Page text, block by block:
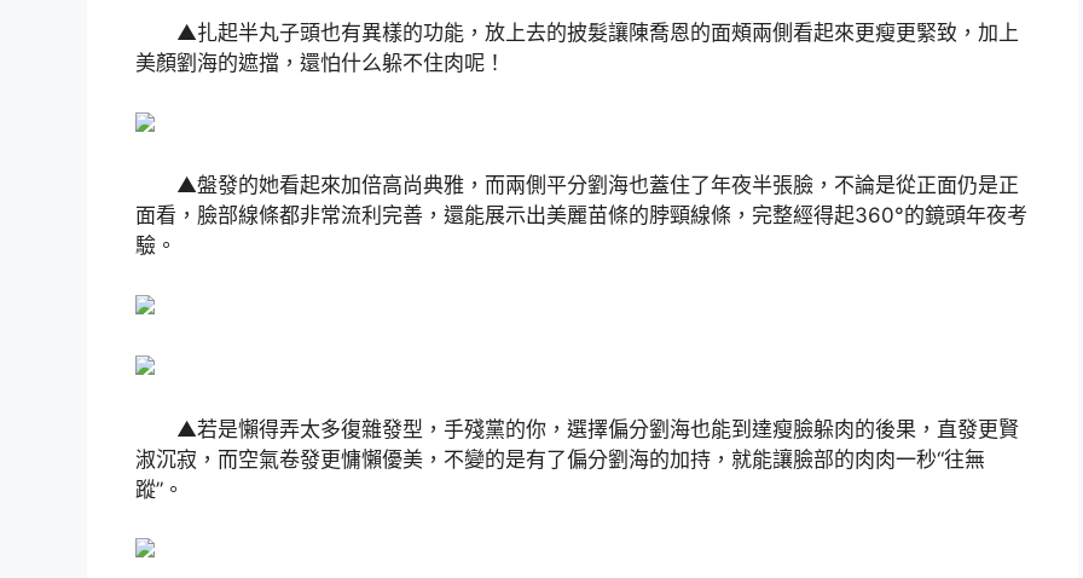
▲扎起半丸子頭也有異樣的功能，放上去的披髮讓陳喬恩的面頰兩側看起來更瘦更緊致，加上
美顏劉海的遮擋，還怕什么躲不住肉呢！
▲盤發的她看起來加倍高尚典雅，而兩側平分劉海也蓋住了年夜半張臉，不論是從正面仍是正
面看，臉部線條都非常流利完善，還能展示出美麗苗條的脖頸線條，完整經得起360°的鏡頭年夜考
驗。
▲若是懶得弄太多復雜發型，手殘黨的你，選擇偏分劉海也能到達瘦臉躲肉的後果，直發更賢
淑沉寂，而空氣卷發更慵懶優美，不變的是有了偏分劉海的加持，就能讓臉部的肉肉一秒“往無
蹤”。